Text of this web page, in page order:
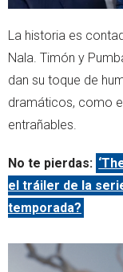
La historia es
Nala. Timón y
dan su toque de
dramáticos, como
entrañables.
No te pierdas:
el tráiler de la
temporada?